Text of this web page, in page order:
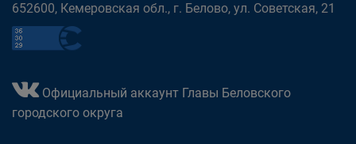
652600, Кемеровская обл., г. Белово, ул. Советская, 21
Официальный аккаунт Главы Беловского
городского округа